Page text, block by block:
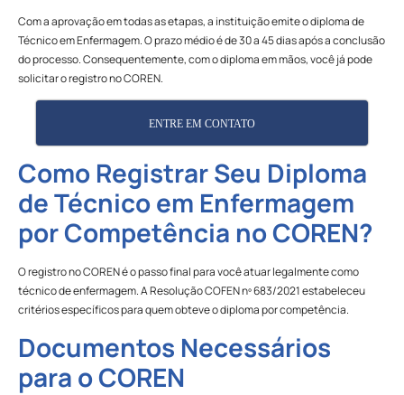
Com a aprovação em todas as etapas, a instituição emite o diploma de
Técnico em Enfermagem. O prazo médio é de 30 a 45 dias após a conclusão
do processo. Consequentemente, com o diploma em mãos, você já pode
solicitar o registro no COREN.
ENTRE EM CONTATO
Como Registrar Seu Diploma
de Técnico em Enfermagem
por Competência no COREN?
O registro no COREN é o passo final para você atuar legalmente como
técnico de enfermagem. A Resolução COFEN nº 683/2021 estabeleceu
critérios específicos para quem obteve o diploma por competência.
Documentos Necessários
para o COREN